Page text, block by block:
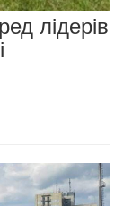
лідерів